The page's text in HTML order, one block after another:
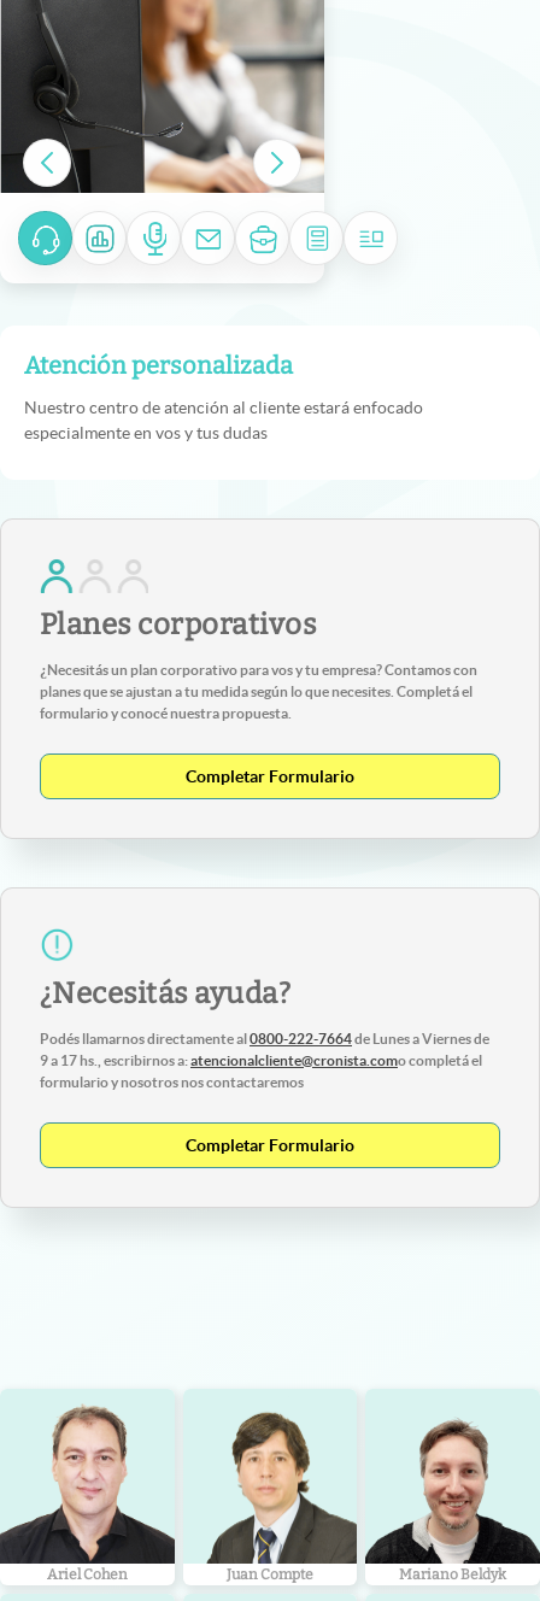
Atención personalizada
Nuestro centro de atención al cliente estará enfocado
especialmente en vos y tus dudas
Planes corporativos
¿Necesitás un plan corporativo para vos y tu empresa? Contamos con
planes que se ajustan a tu medida según lo que necesites. Completá el
formulario y conocé nuestra propuesta.
Completar Formulario
¿Necesitás ayuda?
Podés llamarnos directamente al 0800-222-7664de Lunes a Viernes de
9 a 17 hs., escribirnos a:atencionalcliente@cronista.como completá el
formulario y nosotros nos contactaremos
Completar Formulario
Ariel Cohen Juan Compte Mariano Beldyk